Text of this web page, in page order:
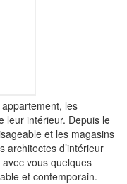
les
leur intérieur. Depuis le
et les magasins
architectes d’intérieur
vous quelques
et contemporain.